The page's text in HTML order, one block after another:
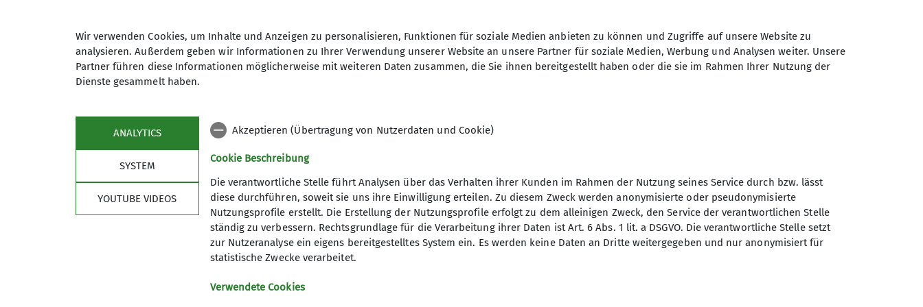
Sektion Selb des Deutschen
Alpenvereins e.V.
Carl-Netzsch-Str. 24
Wir verwenden Cookies, um Inhalte und Anzeigen zu personalisieren, Funktionen für soziale Medien anbieten zu können und Zugriffe auf unsere Website zu
analysieren. Außerdem geben wir Informationen zu Ihrer Verwendung unserer Website an unsere Partner für soziale Medien, Werbung und Analysen weiter. Unsere
Partner führen diese Informationen möglicherweise mit weiteren Daten zusammen, die Sie ihnen bereitgestellt haben oder die sie im Rahmen Ihrer Nutzung der
Dienste gesammelt haben.
ANALYTICS
SYSTEM
YOUTUBE VIDEOS
Akzeptieren (Übertragung von Nutzerdaten und Cookie)
Cookie Beschreibung
Die verantwortliche Stelle führt Analysen über das Verhalten ihrer Kunden im Rahmen der Nutzung seines Service durch bzw. lässt
diese durchführen, soweit sie uns ihre Einwilligung erteilen. Zu diesem Zweck werden anonymisierte oder pseudonymisierte
Nutzungsprofile erstellt. Die Erstellung der Nutzungsprofile erfolgt zu dem alleinigen Zweck, den Service der verantwortlichen Stelle
ständig zu verbessern. Rechtsgrundlage für die Verarbeitung ihrer Daten ist Art. 6 Abs. 1 lit. a DSGVO. Die verantwortliche Stelle setzt
zur Nutzeranalyse ein eigens bereitgestelltes System ein. Es werden keine Daten an Dritte weitergegeben und nur anonymisiert für
statistische Zwecke verarbeitet.
Verwendete Cookies